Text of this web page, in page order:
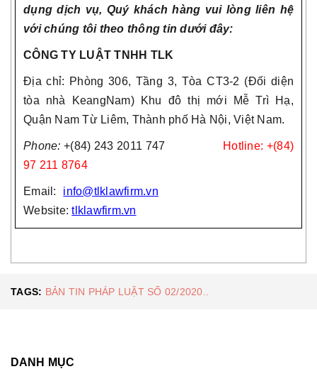
dụng dịch vụ, Quý khách hàng vui lòng liên hệ
với chúng tôi theo thông tin dưới đây:
CÔNG TY LUẬT TNHH TLK
Địa chỉ: Phòng 306, Tầng 3, Tòa CT3-2 (Đối diện
tòa nhà KeangNam) Khu đô thị mới Mễ Trì Hạ,
Quận Nam Từ Liêm, Thành phố Hà Nội, Việt Nam.
Phone:+(84) 243 2011 747
Hotline: +(84)
97 211 8764
Email: info@tlklawfirm.vn
Website:tlklawfirm.vn
TAGS: BẢN TIN PHÁP LUẬT SỐ 02/2020..
DANH MỤC